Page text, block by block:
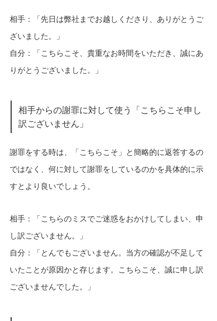
相手：「先日は弊社までお越しくださり、ありがとうご
ざいました。」
自分：「こちらこそ、貴重なお時間をいただき、誠にあ
りがとうございました。」
相手からの謝罪に対して使う「こちらこそ申し
訳ございません」
謝罪をする時は、「こちらこそ」と簡略的に返答するの
ではなく、何に対して謝罪をしているのかを具体的に示
すとより良いでしょう。
相手：「こちらのミスでご迷惑をおかけしてしまい、申
し訳ございません。」
自分：「とんでもございません。当方の確認が不足して
いたことが原因かと存じます。こちらこそ、誠に申し訳
ございませんでした。」